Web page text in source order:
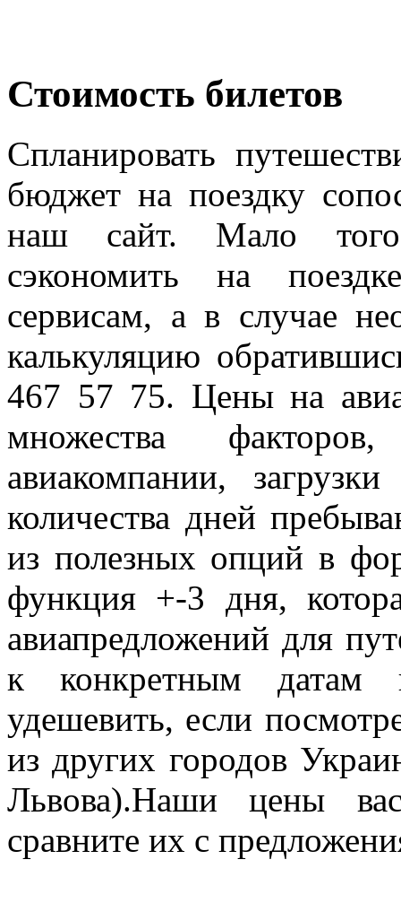
Стоимость билетов
Спланировать
бюджет на поездку
наш сайт. Мало
сэкономить на
сервисам, а в случае
калькуляцию
467 57 75. Цены на
множества
авиакомпании,
количества дней
из полезных опций в
функция +-3 дня,
авиапредложений для
к конкретным датам
удешевить, если
из других городов
Львова).Наши цены
сравните их с